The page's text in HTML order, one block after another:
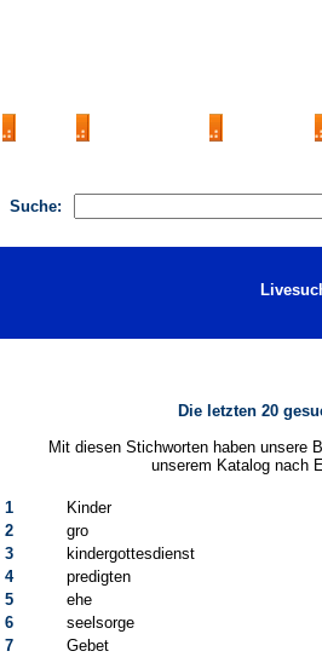
Suche:
Die letzten 20
Mit diesen Stichworten haben unsere
unserem Katalog nach
1
Kinder
2
gro
3
kindergottesdienst
4
predigten
5
ehe
6
seelsorge
7
Gebet